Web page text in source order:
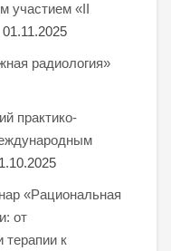
участием «II
01.11.2025
радиология»
практико-
«Рациональная
от
терапии к